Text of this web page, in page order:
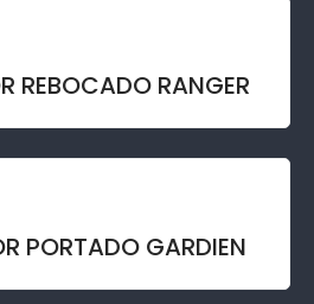
REBOCADO RANGER
PORTADO GARDIEN